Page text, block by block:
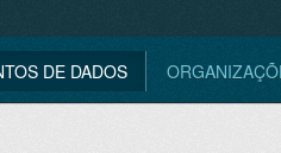
DE DADOS